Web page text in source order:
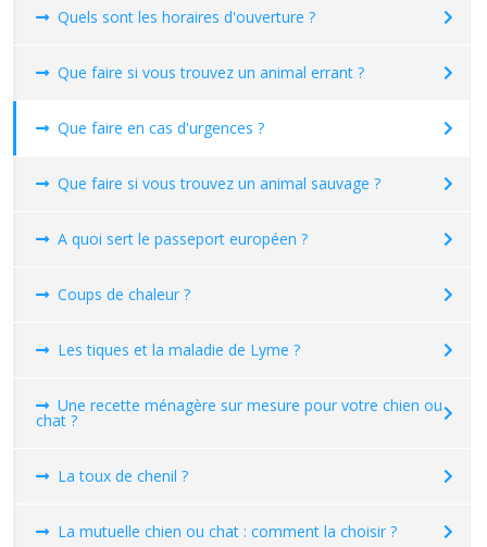
Quels sont les horaires d'ouverture ?
Que faire si vous trouvez un animal errant ?
Que faire en cas d'urgences ?
Que faire si vous trouvez un animal sauvage ?
A quoi sert le passeport européen ?
Coups de chaleur ?
Les tiques et la maladie de Lyme ?
Une recette ménagère sur mesure pour votre chien ou
chat ?
La toux de chenil ?
La mutuelle chien ou chat : comment la choisir ?